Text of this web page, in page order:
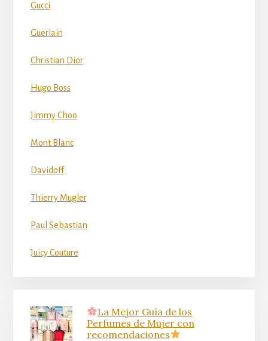
Gucci
Guerlain
Christian Dior
Hugo Boss
Jimmy Choo
Mont Blanc
Davidoff
Thierry Mugler
Paul Sebastian
Juicy Couture
La Mejor Guía de los
Perfumes de Mujer con
recomendaciones